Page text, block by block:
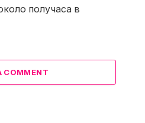
получаса в
COMMENT